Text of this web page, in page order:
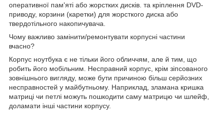
оперативної пам'яті або жорстких дисків. та кріплення DVD-
приводу, корзини (каретки) для жорсткого диска або
твердотільного накопичувача.
Чому важливо замінити/ремонтувати корпусні частини
вчасно?
Корпус ноутбука є не тільки його обличчям, але й тим, що
робить його мобільним. Несправний корпус, крім зіпсованого
зовнішнього вигляду, може бути причиною більш серйозних
несправностей у майбутньому. Наприклад, зламана кришка
матриці чи петлі можуть пошкодити саму матрицю чи шлейф,
доламати інші частини корпусу.